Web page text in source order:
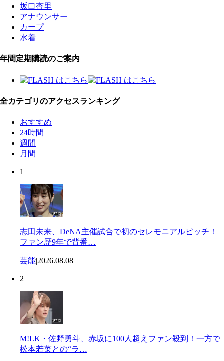
坂口杏里
アナウンサー
カープ
水着
年間定期購読のご案内
全カテゴリのアクセスランキング
おすすめ
24時間
週間
月間
1
志田未来、DeNA主催試合で初のセレモニアルピッチ！
ファン歴9年で背番…
芸能|2026.08.08
2
M!LK・佐野勇斗、赤坂に100人超えファン殺到！一方で
松本若菜との“ラ…